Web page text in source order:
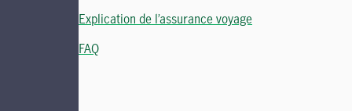
Explication de l’assurance voyage
FAQ